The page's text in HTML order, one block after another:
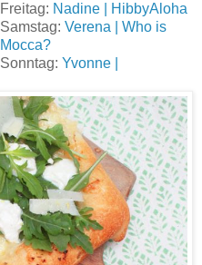
Freitag: Nadine | HibbyAloha
Samstag: Verena | Who is
Mocca?
Sonntag: Yvonne |